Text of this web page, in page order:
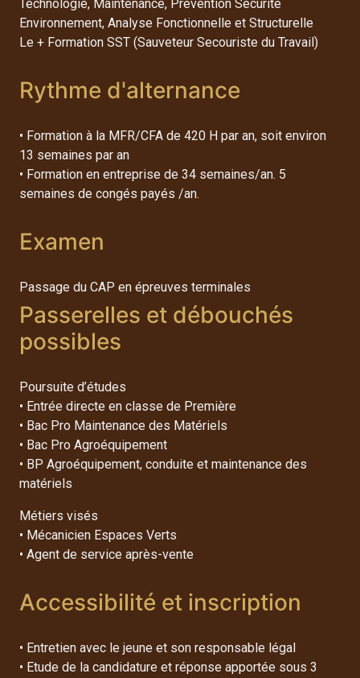
Technologie, Maintenance, Prévention Sécurité
Environnement, Analyse Fonctionnelle et Structurelle
Le + Formation SST (Sauveteur Secouriste du Travail)
Rythme d'alternance
• Formation à la MFR/CFA de 420 H par an, soit environ
13 semaines par an
• Formation en entreprise de 34 semaines/an. 5
semaines de congés payés /an.
Examen
Passage du CAP en épreuves terminales
Passerelles et débouchés
possibles
Poursuite d’études
• Entrée directe en classe de Première
• Bac Pro Maintenance des Matériels
• Bac Pro Agroéquipement
• BP Agroéquipement, conduite et maintenance des
matériels
Métiers visés
• Mécanicien Espaces Verts
• Agent de service après-vente
Accessibilité et inscription
• Entretien avec le jeune et son responsable légal
• Etude de la candidature et réponse apportée sous 3